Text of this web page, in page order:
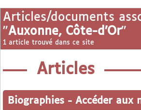
Articles/documents
"Auxonne, Côte-d’Or"
1 article trouvé dans ce site
Articles
Biographies - Accéder aux